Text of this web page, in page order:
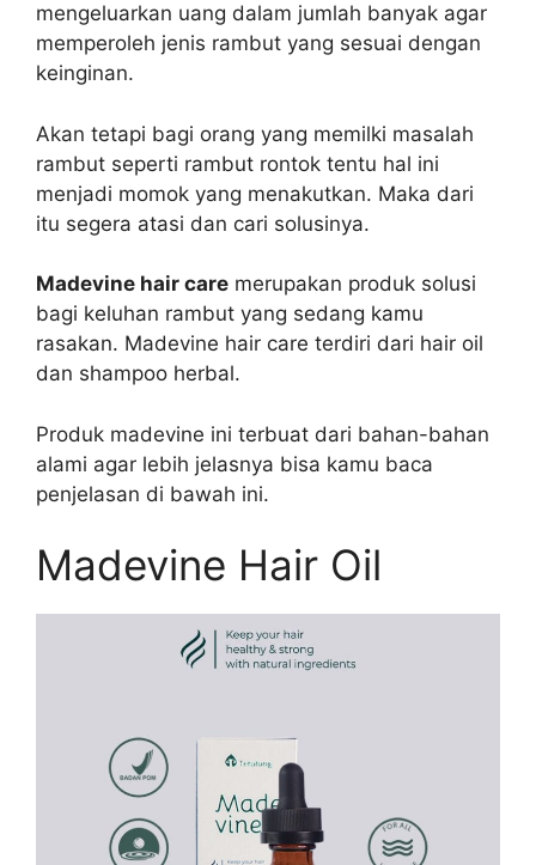
mengeluarkan uang dalam jumlah banyak agar
memperoleh jenis rambut yang sesuai dengan
keinginan.
Akan tetapi bagi orang yang memilki masalah
rambut seperti rambut rontok tentu hal ini
menjadi momok yang menakutkan. Maka dari
itu segera atasi dan cari solusinya.
Madevine hair care merupakan produk solusi
bagi keluhan rambut yang sedang kamu
rasakan. Madevine hair care terdiri dari hair oil
dan shampoo herbal.
Produk madevine ini terbuat dari bahan-bahan
alami agar lebih jelasnya bisa kamu baca
penjelasan di bawah ini.
Madevine Hair Oil